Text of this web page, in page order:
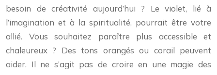
besoin de créativité aujourd’hui ? Le violet, lié à
l’imagination et à la spiritualité, pourrait être votre
allié. Vous souhaitez paraître plus accessible et
chaleureux ? Des tons orangés ou corail peuvent
aider. Il ne s’agit pas de croire en une magie des